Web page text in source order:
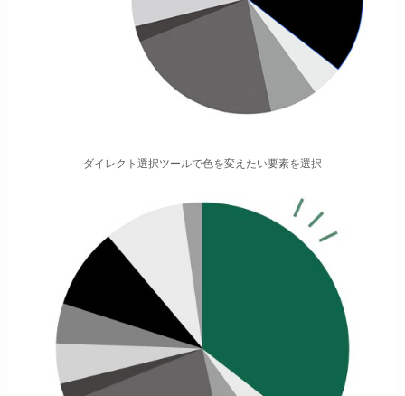
ダイレクト選択ツールで色を変えたい要素を選択